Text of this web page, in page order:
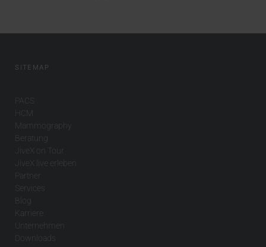
SITEMAP
PACS
HCM
Mammography
Beratung
JiveX on Tour
JiveX live erleben
Partner
Services
Blog
Karriere
Unternehmen
Downloads